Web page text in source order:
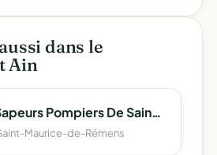
dans le
Ain
Amicale Des Sapeurs Pompiers De Saint-Maurice De Remens
Maurice-de-Rémens